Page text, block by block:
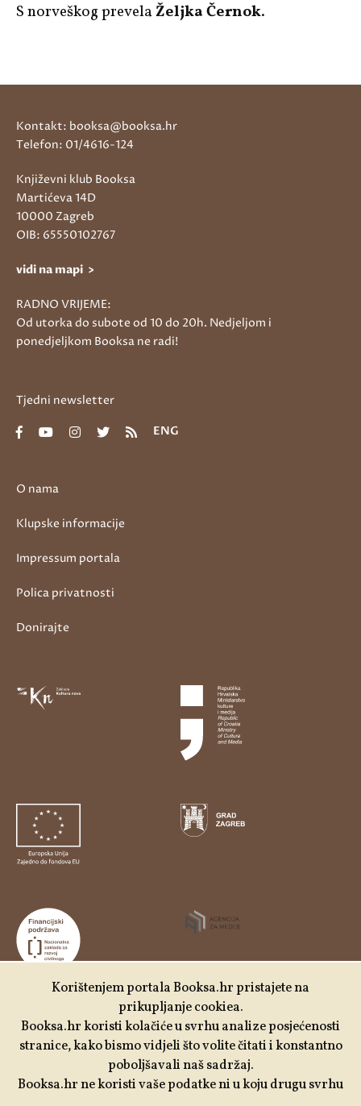
S norveškog prevelaŽeljka Černok.
Udruga Kulturtreger je korisnik institucionalne podrške
Nacionalne zaklade za razvoj civilnoga društva za
stabilizaciju i/ili razvoj udruge u području demokratizacije i
društvenog razvoja.
O nama
Klupske informacije
Impressum portala
Polica privatnosti
Donirajte
Kontakt: booksa@booksa.hr
Telefon: 01/4616-124
Književni klub Booksa
Martićeva 14D
10000 Zagreb
OIB: 65550102767
vidi na mapi >
RADNO VRIJEME:
Od utorka do subote od 10 do 20h. Nedjeljom i
ponedjeljkom Booksa ne radi!
Tjedni newsletter
ENG
Korištenjem portala Booksa.hr pristajete na
prikupljanje cookiea.
Booksa.hr koristi kolačiće u svrhu analize posjećenosti
stranice, kako bismo vidjeli što volite čitati i konstantno
poboljšavali naš sadržaj.
Booksa.hr ne koristi vaše podatke ni u koju drugu svrhu